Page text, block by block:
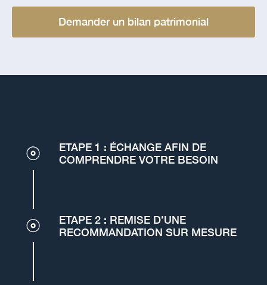
Demander un bilan patrimonial
ETAPE 1 : ÉCHANGE AFIN DE
COMPRENDRE VOTRE BESOIN
ETAPE 2 : REMISE D’UNE
RECOMMANDATION SUR MESURE